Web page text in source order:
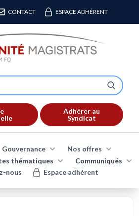
CONTACT ESPACE ADHÉRENT
Adhérer au
Syndicat
Gouvernance
Nos offres
thématiques
Communiqués
nous
Espace adhérent